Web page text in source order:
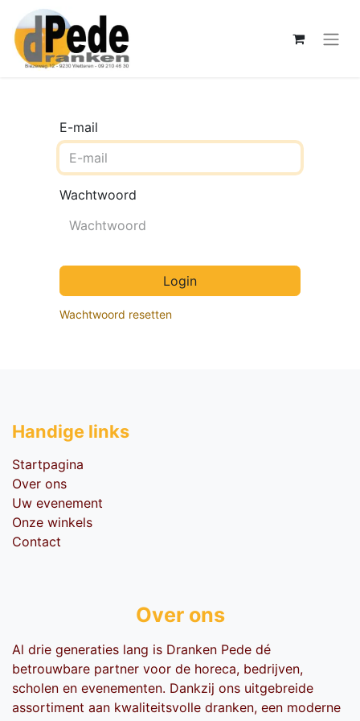
E-mail
Wachtwoord
Login
Wachtwoord resetten
Handige li​nks
Startpagina
Over ons
Uw evenement
Onze winkels
Contact
Over ons
Al drie generaties lang is Dranken Pede dé
betrouwbare partner voor de horeca, bedrijven,
scholen en evenementen. Dankzij ons uitgebreide
assortiment aan kwaliteitsvolle dranken, een moderne